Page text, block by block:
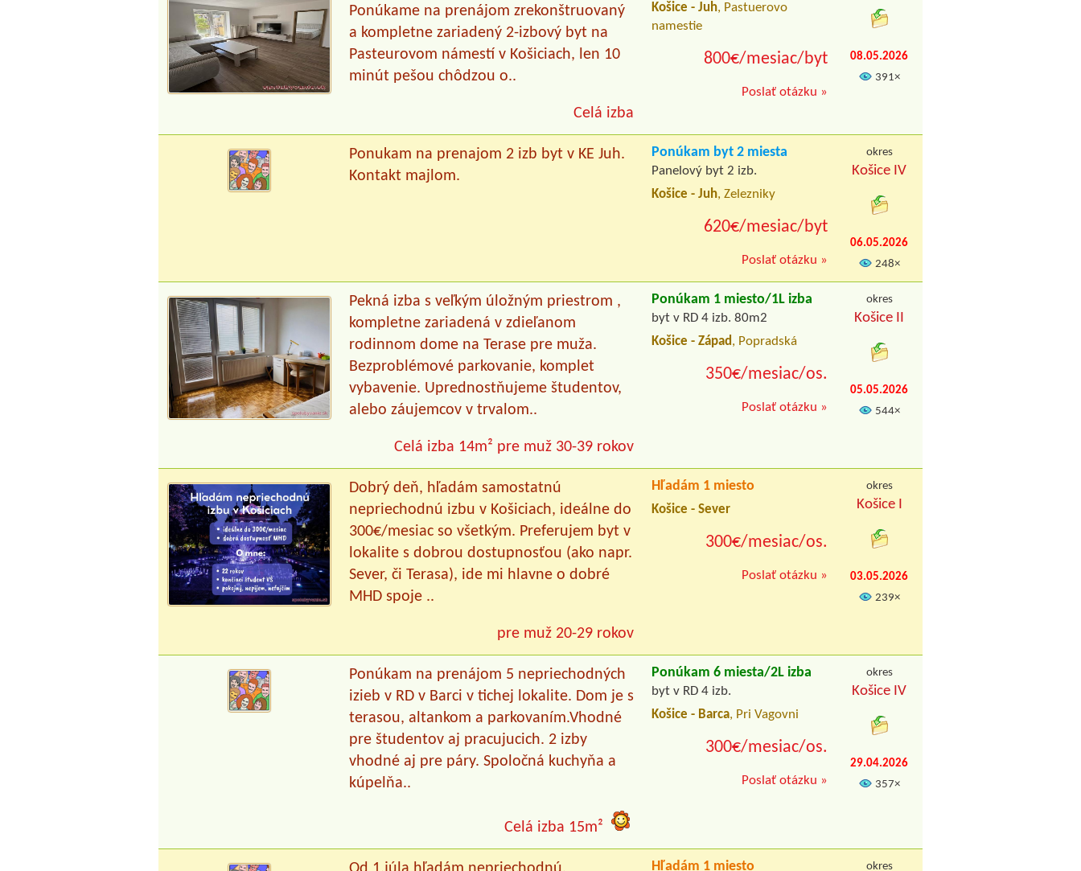
Ponúkame na prenájom zrekonštruovaný
a kompletne zariadený 2-izbový byt na
Pasteurovom námestí v Košiciach, len 10
minút pešou chôdzou o..
Celá izba
Košice - Juh, Pastuerovo
namestie
800€/mesiac/byt
Poslať otázku »
08.05.2026
391×
Ponukam na prenajom 2 izb byt v KE Juh.
Kontakt majlom.
Ponúkam byt 2 miesta
Panelový byt 2 izb.
Košice - Juh, Zelezniky
620€/mesiac/byt
Poslať otázku »
okres
Košice IV
06.05.2026
248×
Pekná izba s veľkým úložným priestrom ,
kompletne zariadená v zdieľanom
rodinnom dome na Terase pre muža.
Bezproblémové parkovanie, komplet
vybavenie. Uprednostňujeme študentov,
alebo záujemcov v trvalom..
Celá izba 14m² pre muž 30-39 rokov
Ponúkam 1 miesto/1L izba
byt v RD 4 izb. 80m2
Košice - Západ, Popradská
350€/mesiac/os.
Poslať otázku »
okres
Košice II
05.05.2026
544×
Dobrý deň, hľadám samostatnú
nepriechodnú izbu v Košiciach, ideálne do
300€/mesiac so všetkým. Preferujem byt v
lokalite s dobrou dostupnosťou (ako napr.
Sever, či Terasa), ide mi hlavne o dobré
MHD spoje ..
pre muž 20-29 rokov
Hľadám 1 miesto
Košice - Sever
300€/mesiac/os.
Poslať otázku »
okres
Košice I
03.05.2026
239×
Ponúkam na prenájom 5 nepriechodných
izieb v RD v Barci v tichej lokalite. Dom je s
terasou, altankom a parkovaním.Vhodné
pre študentov aj pracujucich. 2 izby
vhodné aj pre páry. Spoločná kuchyňa a
kúpelňa..
Celá izba 15m²
Ponúkam 6 miesta/2L izba
byt v RD 4 izb.
Košice - Barca, Pri Vagovni
300€/mesiac/os.
Poslať otázku »
okres
Košice IV
29.04.2026
357×
Hľadám 1 miesto okres